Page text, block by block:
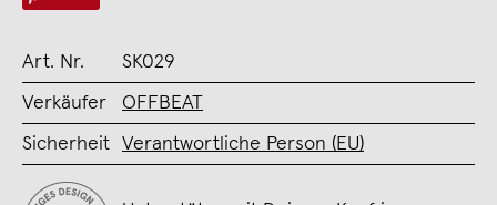
Art. Nr. SK029
Verkäufer OFFBEAT
Sicherheit Verantwortliche Person (EU)